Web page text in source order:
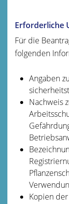
Erforderliche
Für die
folgenden
Angaben
Nachweis
Kopien